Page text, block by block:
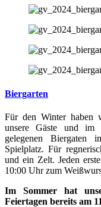
Biergarten
Für den Winter haben
unsere Gäste und im
gelegenen Biergaten
Spielplatz. Für
und ein Zelt. Jeden
10:00 Uhr zum
Im Sommer hat
Feiertagen bereits am